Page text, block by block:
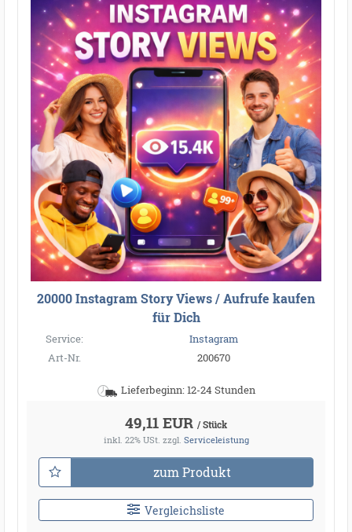
20000 Instagram Story Views / Aufrufe kaufen
für Dich
Service:
Instagram
Art-Nr.
200670
Lieferbeginn: 12-24 Stunden
49,11 EUR / Stück
inkl. 22% USt. zzgl. Serviceleistung
zum Produkt
Vergleichsliste